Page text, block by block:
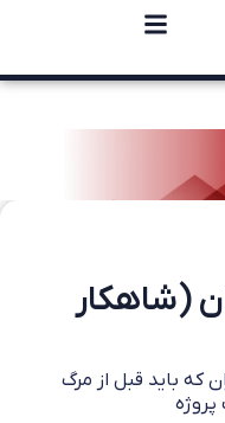
(شاهکار
که باید قبل از مرگ